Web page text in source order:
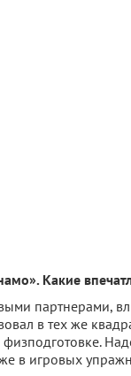
Какие
партнерами,
в тех же
физподготовке.
в игровых